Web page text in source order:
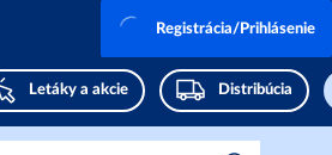
Letáky a akcie Distribúcia
Registrácia/Prihlásenie